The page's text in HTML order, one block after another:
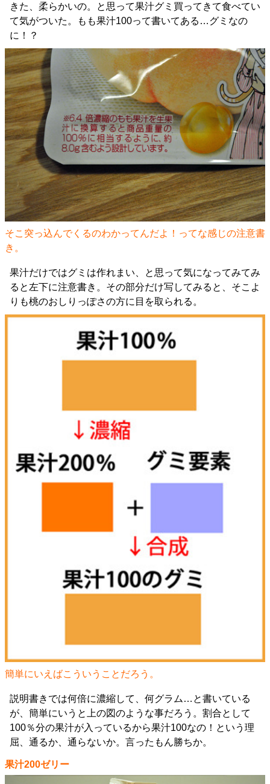
きた、柔らかいの。と思って果汁グミ買ってきて食べてい
て気がついた。もも果汁100って書いてある…グミなの
に！？
そこ突っ込んでくるのわかってんだよ！ってな感じの注意書
き。
果汁だけではグミは作れまい、と思って気になってみてみ
ると左下に注意書き。その部分だけ写してみると、そこよ
りも桃のおしりっぽさの方に目を取られる。
簡単にいえばこういうことだろう。
説明書きでは何倍に濃縮して、何グラム…と書いている
が、簡単にいうと上の図のような事だろう。割合として
100％分の果汁が入っているから果汁100なの！という理
屈、通るか、通らないか。言ったもん勝ちか。
果汁200ゼリー